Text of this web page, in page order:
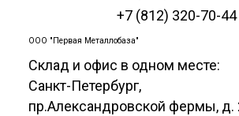
+7 (812) 320-70-44
ООО "Первая Металлобаза"
Склад и офис в одном месте:
Санкт-Петербург,
пр.Александровской фермы, д.